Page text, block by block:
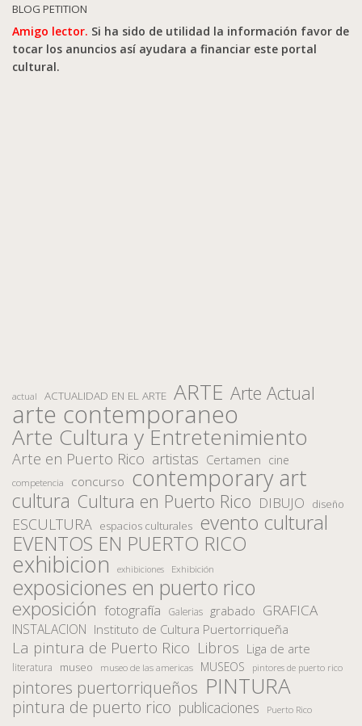
BLOG PETITION
Amigo lector. Si ha sido de utilidad la información favor de
tocar los anuncios así ayudara a financiar este portal
cultural.
actual ACTUALIDAD EN EL ARTE ARTE Arte Actual
arte contemporaneo
Arte Cultura y Entretenimiento
Arte en Puerto Rico artistas Certamen cine
competencia concurso contemporary art
cultura Cultura en Puerto Rico DIBUJO diseño
ESCULTURA espacios culturales evento cultural
EVENTOS EN PUERTO RICO
exhibicion exhibiciones Exhibición
exposiciones en puerto rico
exposición fotografía Galerias grabado GRAFICA
INSTALACION Instituto de Cultura Puertorriqueña
La pintura de Puerto Rico Libros Liga de arte
literatura museo museo de las americas MUSEOS pintores de puerto rico
pintores puertorriqueños PINTURA
pintura de puerto rico publicaciones Puerto Rico